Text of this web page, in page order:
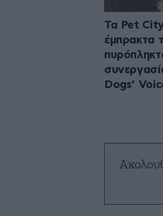
Τα Pet
έμπρακτα
Dogs’